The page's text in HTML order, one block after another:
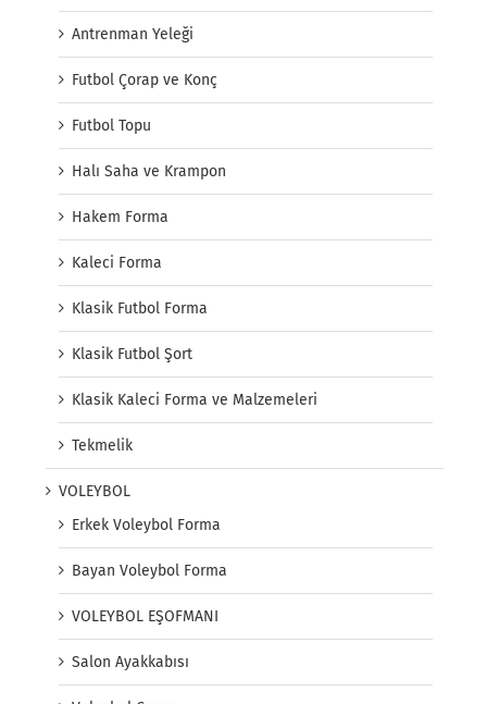
Antrenman Yeleği
Futbol Çorap ve Konç
Futbol Topu
Halı Saha ve Krampon
Hakem Forma
Kaleci Forma
Klasik Futbol Forma
Klasik Futbol Şort
Klasik Kaleci Forma ve Malzemeleri
Tekmelik
VOLEYBOL
Erkek Voleybol Forma
Bayan Voleybol Forma
VOLEYBOL EŞOFMANI
Salon Ayakkabısı